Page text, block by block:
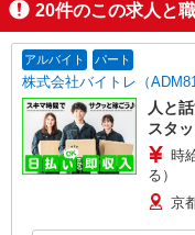
20件のこの求人と
アルバイト パート
株式会社バイトレ（
人と
スタ
時
る）
京